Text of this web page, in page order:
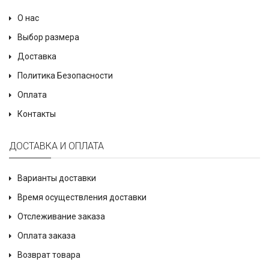
О нас
Выбор размера
Доставка
Политика Безопасности
Оплата
Контакты
ДОСТАВКА И ОПЛАТА
Варианты доставки
Время осуществления доставки
Отслеживание заказа
Оплата заказа
Возврат товара